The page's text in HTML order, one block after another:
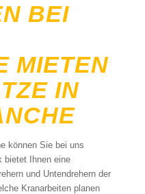
BEI
MIETEN
IN
können Sie bei uns
bietet Ihnen eine
und Untendrehern der
Kranarbeiten planen